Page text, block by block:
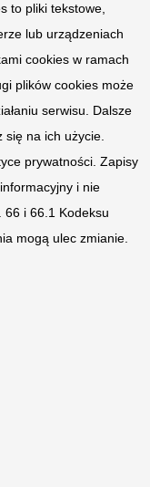
to pliki tekstowe,
lub urządzeniach
cookies w ramach
plików cookies może
serwisu. Dalsze
się na ich użycie.
prywatności. Zapisy
i nie
66 i 66.1 Kodeksu
mogą ulec zmianie.